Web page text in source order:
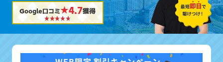
Google口コミ★4.7獲得